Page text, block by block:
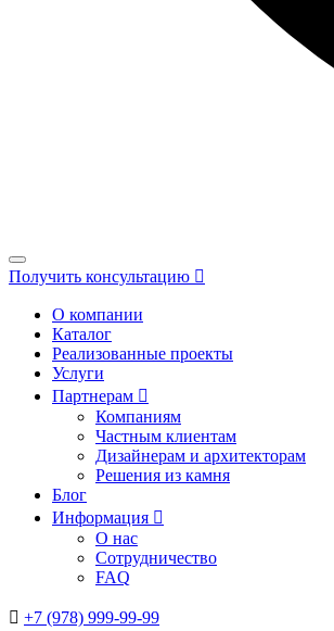
Получить консультацию
О компании
Каталог
Реализованные проекты
Услуги
Партнерам
Компаниям
Частным клиентам
Дизайнерам и архитекторам
Решения из камня
Блог
Информация
О нас
Сотрудничество
FAQ
+7 (978) 999-99-99